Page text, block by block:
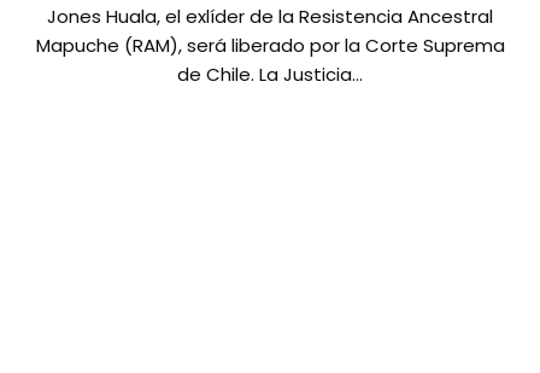
Jones Huala, el exlíder de la Resistencia Ancestral
Mapuche (RAM), será liberado por la Corte Suprema
de Chile. La Justicia…